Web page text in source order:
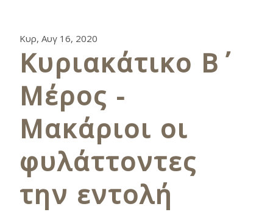
Κυρ, Αυγ 16, 2020
Κυριακάτικο Β΄
Μέρος -
Μακάριοι οι
φυλάττοντες
την εντολή